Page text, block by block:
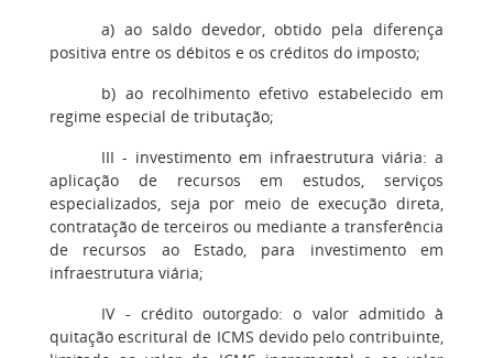
a) ao saldo devedor, obtido pela diferença
positiva entre os débitos e os créditos do imposto;
b) ao recolhimento efetivo estabelecido em
regime especial de tributação;
III - investimento em infraestrutura viária: a
aplicação de recursos em estudos, serviços
especializados, seja por meio de execução direta,
contratação de terceiros ou mediante a transferência
de recursos ao Estado, para investimento em
infraestrutura viária;
IV - crédito outorgado: o valor admitido à
quitação escritural de ICMS devido pelo contribuinte,